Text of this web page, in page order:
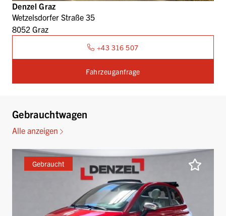
Denzel Graz
Wetzelsdorfer Straße 35
8052 Graz
+43 316 507
Fahrzeuganfrage
Gebrauchtwagen
Alle anzeigen
Gebraucht